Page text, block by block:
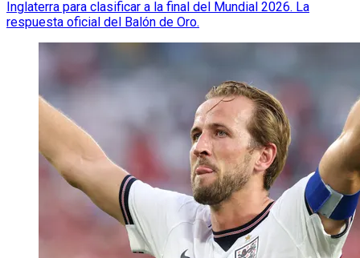
Inglaterra para clasificar a la final del Mundial 2026. La
respuesta oficial del Balón de Oro.